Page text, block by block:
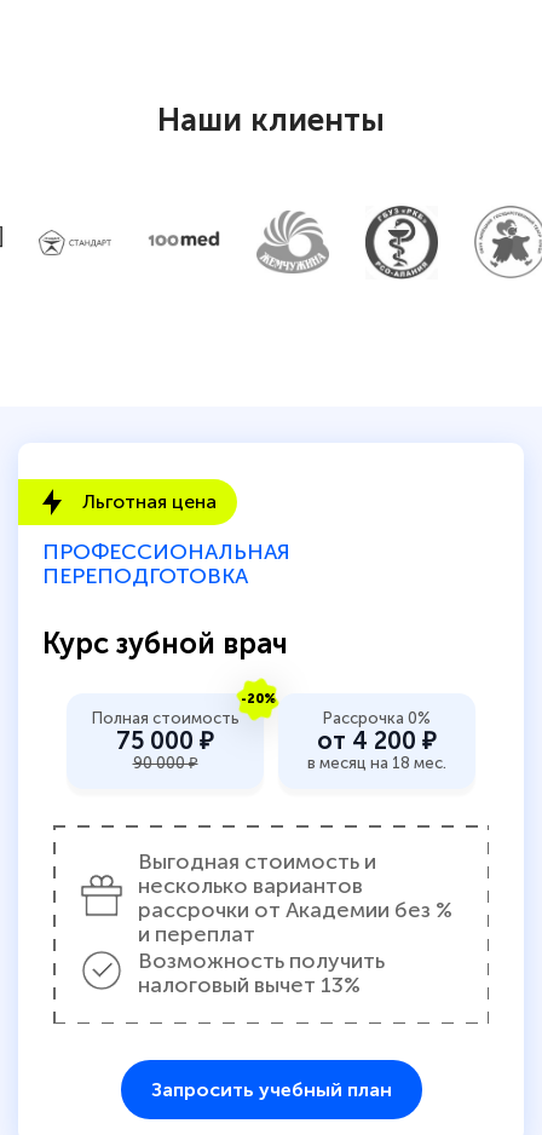
Наши клиенты
Льготная цена
ПРОФЕССИОНАЛЬНАЯ
ПЕРЕПОДГОТОВКА
Курс зубной врач
-20%
Полная стоимость
75 000 ₽
90 000 ₽
Рассрочка 0%
от 4 200 ₽
в месяц на 18 мес.
Выгодная стоимость и
несколько вариантов
рассрочки от Академии без %
и переплат
Возможность получить
налоговый вычет 13%
Запросить учебный план